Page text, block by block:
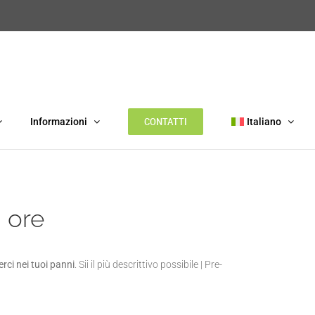
Informazioni CONTATTI Italiano
ore
nei tuoi panni . Sii il più descrittivo possibile | Pre-